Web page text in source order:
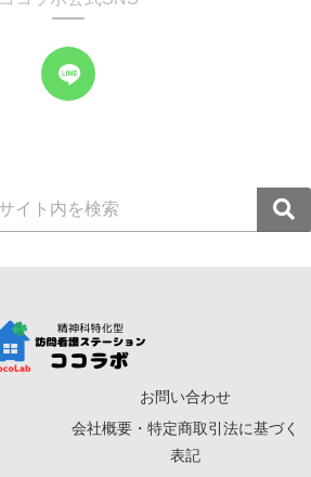
お問い合わせ
会社概要・特定商取引法に基づく
表記